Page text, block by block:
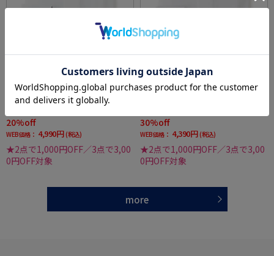
全3色
【高通気/完全ノーアイロン】長袖アイシャツ
DRYAIR生地【べとつき軽減】ドライエアース
トライプ調セミワイド別布ストライプ形態安
定ストレッチ防汚効果吸汗速乾ワイシャツ春
夏
20%off
WEB価格： 4,990円 (税込)
★2点で1,000円OFF／3点で3,00
0円OFF対象
【冷感/完全ノーアイロン】長袖アイシャツ
30%off
WEB価格： 4,390円 (税込)
★2点で1,000円OFF／3点で3,00
0円OFF対象
more